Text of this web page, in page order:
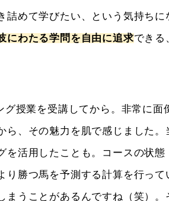
詰めて学びたい、という気持ち
にわたる学問を自由に追求できる
授業を受講してから。非常に面
、その魅力を肌で感じました。
活用したことも。コースの状態
勝つ馬を予測する計算を行って
うことがあるんですね（笑）。